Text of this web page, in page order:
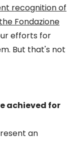
recognition of
Fondazione
efforts for
But that's not
achieved for
an